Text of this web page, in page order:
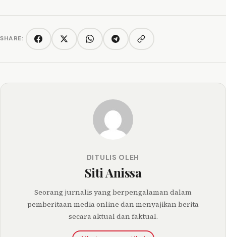
SHARE: FacebookTwitter/XWhatsAppTelegramCopy link
DITULIS OLEH
Siti Anissa
Seorang jurnalis yang berpengalaman dalam
pemberitaan media online dan menyajikan berita
secara aktual dan faktual.